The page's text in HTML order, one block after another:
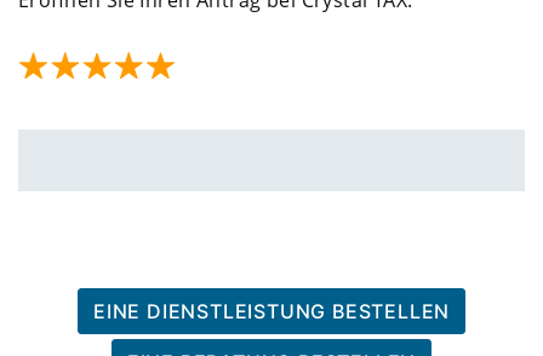
EINE DIENSTLEISTUNG BESTELLEN